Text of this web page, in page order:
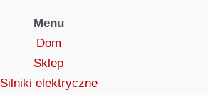
Menu
Dom
Sklep
Silniki elektryczne